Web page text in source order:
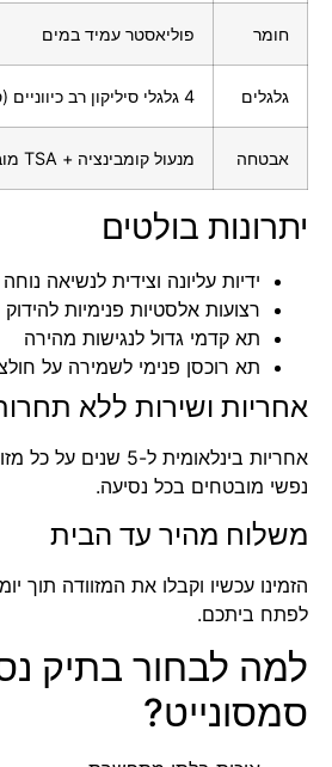
חומר פוליאסטר עמיד במים
גלגלים 4 גלגלי סיליקון רב כיווניים (ספינר-360 מעלות)
אבטחה מנעול קומבינציה + TSA מובנה
יתרונות בולטים
ידיות עליונה וצידית לנשיאה נוחה
רצועות אלסטיות פנימיות
תא קדמי גדול לנגישות מהירה
תא רוכסן פנימי לשמירה על
אחריות ושירות ללא
אחריות בינלאומית ל-5
נפשי מובטחים בכל נסיעה.
משלוח מהיר עד הבית
הזמינו עכשיו וקבלו את המזוודה תוך
לפתח ביתכם.
למה לבחור בתיק
סמסונייט?